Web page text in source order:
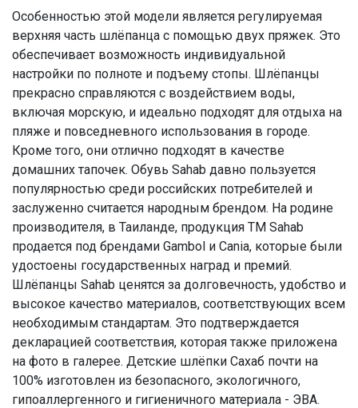
Особенностью этой модели является регулируемая
верхняя часть шлёпанца с помощью двух пряжек. Это
обеспечивает возможность индивидуальной
настройки по полноте и подъему стопы. Шлёпанцы
прекрасно справляются с воздействием воды,
включая морскую, и идеально подходят для отдыха на
пляже и повседневного использования в городе.
Кроме того, они отлично подходят в качестве
домашних тапочек. Обувь Sahab давно пользуется
популярностью среди российских потребителей и
заслуженно считается народным брендом. На родине
производителя, в Таиланде, продукция TM Sahab
продается под брендами Gambol и Cania, которые были
удостоены государственных наград и премий.
Шлёпанцы Sahab ценятся за долговечность, удобство и
высокое качество материалов, соответствующих всем
необходимым стандартам. Это подтверждается
декларацией соответствия, которая также приложена
на фото в галерее. Детские шлёпки Сахаб почти на
100% изготовлен из безопасного, экологичного,
гипоаллергенного и гигиеничного материала - ЭВА.